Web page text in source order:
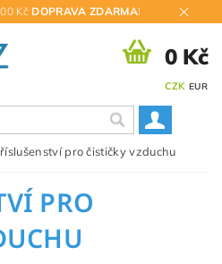
Kč DOPRAVA ZDARMA!
CZK EUR
0 Kč
pro čističky vzduchu
PRO